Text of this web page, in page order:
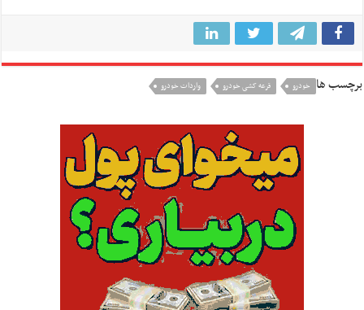
برچسب ها خودرو قرعه کشی خودرو واردات خودرو